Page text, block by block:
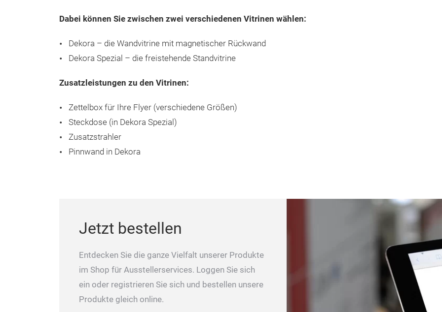
Dabei können Sie zwischen zwei verschiedenen Vitrinen wählen:
Dekora – die Wandvitrine mit magnetischer Rückwand
Dekora Spezial – die freistehende Standvitrine
Zusatzleistungen zu den Vitrinen:
Zettelbox für Ihre Flyer (verschiedene Größen)
Steckdose (in Dekora Spezial)
Zusatzstrahler
Pinnwand in Dekora
Jetzt bestellen
Entdecken Sie die ganze Vielfalt unserer Produkte
im Shop für Ausstellerservices. Loggen Sie sich
ein oder registrieren Sie sich und bestellen unsere
Produkte gleich online.